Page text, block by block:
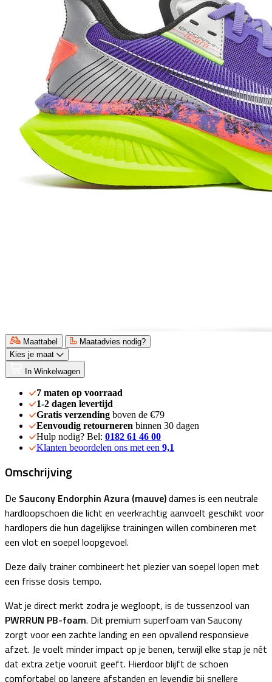
Maattabel
Maatadvies nodig?
Kies je maat
In Winkelwagen
7 maten op voorraad
1-2 dagen levertijd
Gratis verzending boven de €79
Eenvoudig retourneren binnen 30 dagen
Hulp nodig? Bel: 0182 61 46 00
Klanten beoordelen ons met een 9,1
Omschrijving
De Saucony Endorphin Azura (mauve)dames is een neutrale
hardloopschoen die licht en veerkrachtig aanvoelt geschikt voor
hardlopers die hun dagelijkse trainingen willen combineren met
een vlot en soepel loopgevoel.
Deze daily trainer combineert het plezier van soepel lopen met
een frisse dosis tempo.
Wat je direct merkt zodra je wegloopt, is de tussenzool van
PWRRUN PB-foam. Dit premium superfoam van Saucony
zorgt voor een zachte landing en een opvallend responsieve
afzet. Je voelt minder impact op je benen, terwijl elke stap je nét
dat extra zetje vooruit geeft. Hierdoor blijft de schoen
comfortabel op langere afstanden en levendig bij snellere